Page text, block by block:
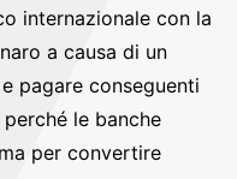
internazionale con la
a causa di un
pagare conseguenti
le banche
per convertire